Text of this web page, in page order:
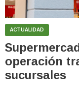
ACTUALIDAD
operación
sucursales